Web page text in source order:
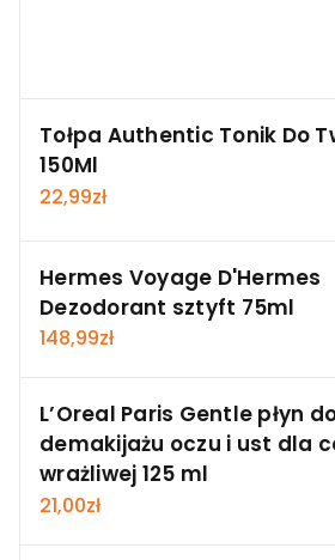
Tołpa Authentic Tonik Do
150Ml
22,99zł
Hermes Voyage D'Hermes
Dezodorant sztyft 75ml
148,99zł
L’Oreal Paris Gentle płyn
demakijażu oczu i ust dla
wrażliwej 125 ml
21,00zł